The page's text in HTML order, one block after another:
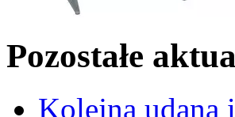
Pozostałe
Kolejna udana